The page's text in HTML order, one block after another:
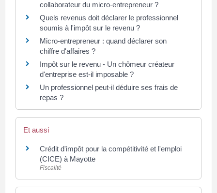
collaborateur du micro-entrepreneur ?
Quels revenus doit déclarer le professionnel
soumis à l'impôt sur le revenu ?
Micro-entrepreneur : quand déclarer son
chiffre d'affaires ?
Impôt sur le revenu - Un chômeur créateur
d'entreprise est-il imposable ?
Un professionnel peut-il déduire ses frais de
repas ?
Et aussi
Crédit d'impôt pour la compétitivité et l'emploi
(CICE) à Mayotte
Fiscalité